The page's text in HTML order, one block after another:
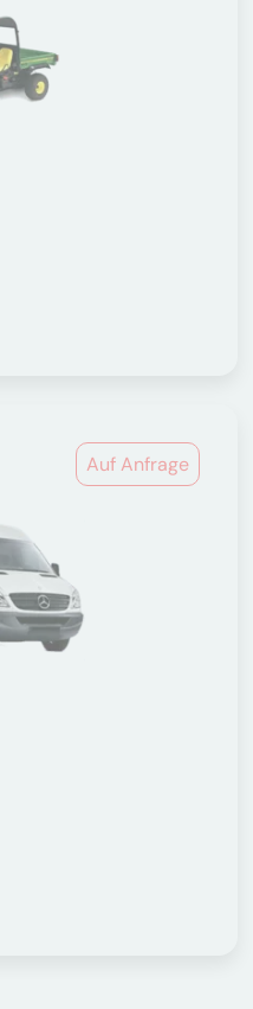
Auf Anfrage